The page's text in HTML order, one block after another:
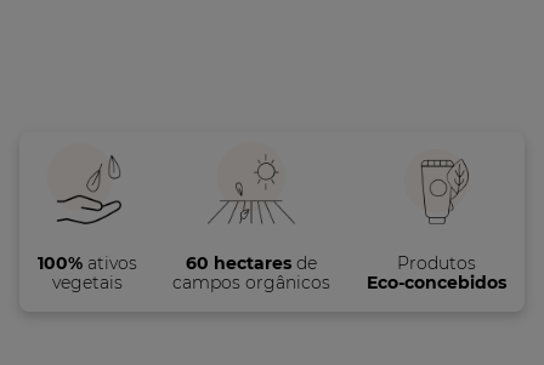
100%ativos
vegetais
60 hectares de
campos orgânicos
Produtos
Eco-concebidos